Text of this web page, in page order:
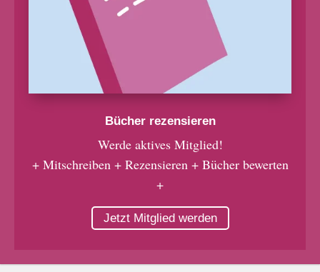
Bücher rezensieren
Werde aktives Mitglied!
+ Mitschreiben + Rezensieren + Bücher bewerten
+
Jetzt Mitglied werden